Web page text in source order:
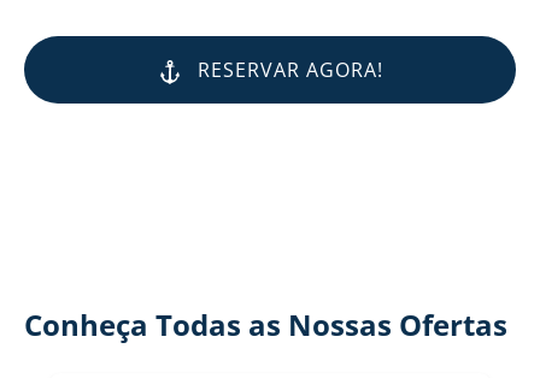
RESERVAR AGORA!
Conheça Todas as Nossas Ofertas